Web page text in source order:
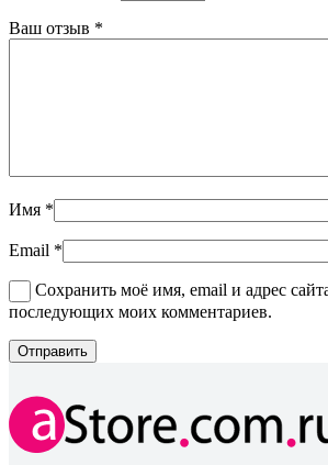
Ваш отзыв *
Имя *
Email *
Сохранить моё имя, email и адрес
последующих моих комментариев.